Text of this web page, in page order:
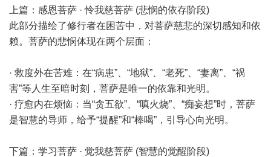
上篇：感恩菩萨 · 怜我慈菩萨 (悲悯的依存阶段)
此部分描绘了修行者在困苦中，对菩萨慈悲的深切感知和依
赖。菩萨的悲悯体现在两个层面：
· 救度外在苦难：在“病患”、“地狱”、“老死”、“妻离”、“祸
害”等人生至暗时刻，菩萨是唯一的依靠和光明。
· 疗愈内在烦恼：当“贪五欲”、“嗔火烧”、“痴妄想”时，菩萨
是智慧的导师，给予“提醒”和“棒喝”，引导心向光明。
下篇：学习菩萨 · 觉我慈菩萨 (智慧的觉醒阶段)